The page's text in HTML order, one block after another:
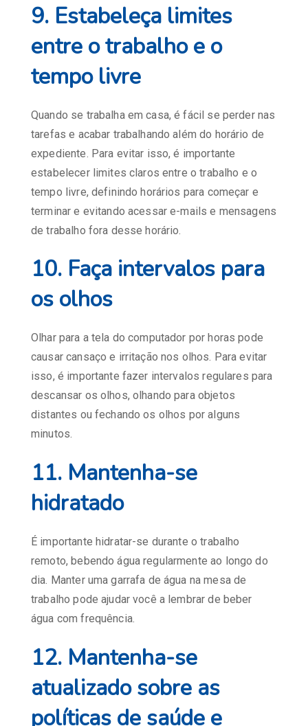
9. Estabeleça limites
entre o trabalho e o
tempo livre
Quando se trabalha em casa, é fácil se perder nas
tarefas e acabar trabalhando além do horário de
expediente. Para evitar isso, é importante
estabelecer limites claros entre o trabalho e o
tempo livre, definindo horários para começar e
terminar e evitando acessar e-mails e mensagens
de trabalho fora desse horário.
10. Faça intervalos para
os olhos
Olhar para a tela do computador por horas pode
causar cansaço e irritação nos olhos. Para evitar
isso, é importante fazer intervalos regulares para
descansar os olhos, olhando para objetos
distantes ou fechando os olhos por alguns
minutos.
11. Mantenha-se
hidratado
É importante hidratar-se durante o trabalho
remoto, bebendo água regularmente ao longo do
dia. Manter uma garrafa de água na mesa de
trabalho pode ajudar você a lembrar de beber
água com frequência.
12. Mantenha-se
atualizado sobre as
políticas de saúde e